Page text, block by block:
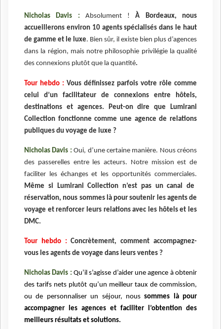
Nicholas Davis : Absolument !À Bordeaux, nous
accueillerons environ 10 agents spécialisés dans le haut
de gamme et le luxe. Bien sûr, il existe bien plus d’agences
dans la région, mais notre philosophie privilégie la qualité
des connexions plutôt que la quantité.
Tour hebdo : Vous définissez parfois votre rôle comme
celui d’un facilitateur de connexions entre hôtels,
destinations et agences. Peut-on dire que Lumirani
Collection fonctionne comme une agence de relations
publiques du voyage de luxe ?
Nicholas Davis :Oui, d’une certaine manière. Nous créons
des passerelles entre les acteurs. Notre mission est de
faciliter les échanges et les opportunités commerciales.
Même si Lumirani Collection n’est pas un canal de
réservation, nous sommes là pour soutenir les agents de
voyage et renforcer leurs relations avec les hôtels et les
DMC.
Tour hebdo :Concrètement, comment accompagnez-
vous les agents de voyage dans leurs ventes ?
Nicholas Davis : Qu’il s’agisse d’aider une agence à obtenir
des tarifs nets plutôt qu’un meilleur taux de commission,
ou de personnaliser un séjour, noussommes là pour
accompagner les agences et faciliter l’obtention des
meilleurs résultats et solutions.